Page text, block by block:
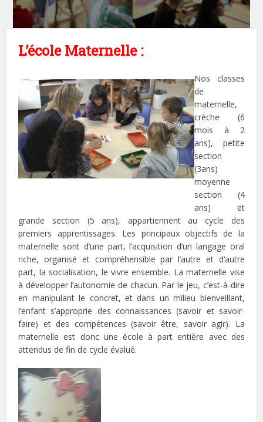
L’école Maternelle :
Nos classes
de
maternelle,
crèche (6
mois à 2
ans), petite
section
(3ans)
moyenne
section (4
ans) et
grande section (5 ans), appartiennent au cycle des
premiers apprentissages. Les principaux objectifs de la
maternelle sont d’une part, l’acquisition d’un langage oral
riche, organisé et compréhensible par l’autre et d‘autre
part, la socialisation, le vivre ensemble. La maternelle vise
à développer l’autonomie de chacun. Par le jeu, c’est-à-dire
en manipulant le concret, et dans un milieu bienveillant,
l’enfant s’approprie des connaissances (savoir et savoir-
faire) et des compétences (savoir être, savoir agir). La
maternelle est donc une école à part entière avec des
attendus de fin de cycle évalué.